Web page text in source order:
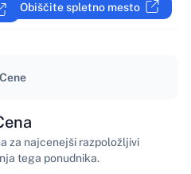
Obiščite spletno mesto
Cene
za najcenejši razpoložljivi
tega ponudnika.